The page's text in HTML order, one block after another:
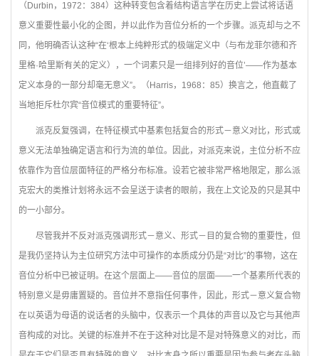
（Durbin，1972：384）这种转变包含着结构语言学在历史上尝试将话语
意义重要性最小化的企图，并以此作为音位分析的一个步骤。派克却与之不
同，他明确否认这种“在‘根本上纯粹形式的极端定义中（与布龙菲尔德和齐
里格·哈里斯有关的定义），一个词素只是一组排列好的音位’——作为基本
定义本身的一部分却毫无意义”。（Harris，1968：85）换言之，他直截了
当地拒斥杜尔宾“音位模式的重要特征”。
派克反复强调，在特征模式中基素包括复合的形式－意义对比，形式或
意义无法单独确定语言和行为流的单位。因此，对派克来说，主位分析不应
依靠作为音位层面特征的严格分布标准。设若它被非常严格地限定，那么派
克宏大的类推计划将永远不会呈送于读者的眼前，我在上文论及的只是其中
的一小部分。
尽管我并不反对派克强调形式－意义、形式－目的复合物的重要性，但
是我仍坚持认为主位研究方法中可操作的本质成分仍是“对比”的事物，这在
音位分析中已被证明。在这个层面上——音位的层面——一个基素所代表的
特别意义是毋庸置疑的。音位并不意指任何事件，因此，形式－意义复合物
在以英语为母语的说话者的头脑中，仅表示一个具体的声音以及它与其他声
音构成的对比。关键的标准并不在于这种对比是不是对特殊意义的对比，而